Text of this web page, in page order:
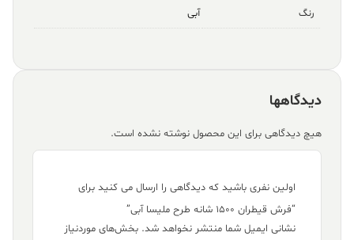
رنگ آبی
دیدگاهها
هیچ دیدگاهی برای این محصول نوشته نشده است.
اولین نفری باشید که دیدگاهی را ارسال می کنید برای
“فرش قیطران ۱۵۰۰ شانه طرح ملیسا آبی”
نشانی ایمیل شما منتشر نخواهد شد. بخش‌های موردنیاز